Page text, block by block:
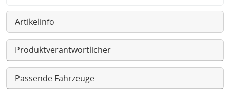
Artikelinfo
Produktverantwortlicher
Passende Fahrzeuge